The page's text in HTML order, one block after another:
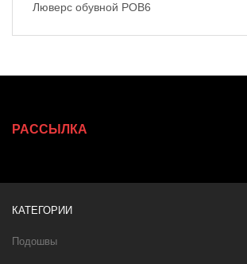
Люверс обувной POB6
РАССЫЛКА
КАТЕГОРИИ
Подошвы